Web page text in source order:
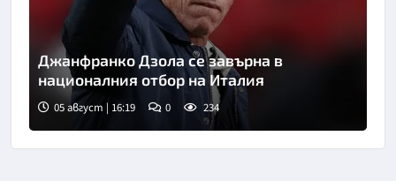
Снимка: goggle
Джанфранко Дзола се завърна в
националния отбор на Италия
05 август | 16:19 0 234